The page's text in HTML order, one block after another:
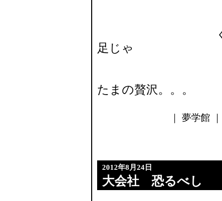
くっ く
足じゃ
たまの贅沢。。。
｜ 夢学館
2012年8月24日
大会社 恐るべし